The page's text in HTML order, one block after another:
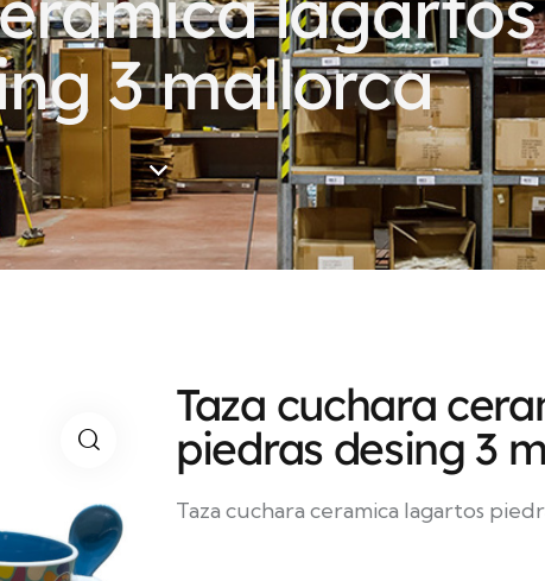
3 mallorca
Taza cuchara
piedras desing 3
Taza cuchara ceramica lagartos